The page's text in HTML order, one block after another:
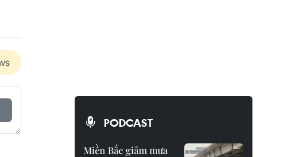
PODCAST
Miền Bắc giảm mưa